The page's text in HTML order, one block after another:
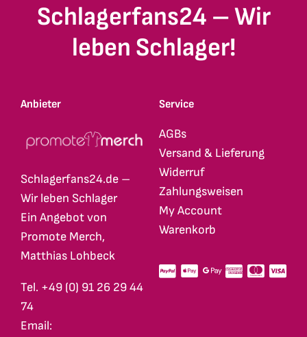
Schlagerfans24 – Wir
leben Schlager!
Anbieter
Schlagerfans24.de –
Wir leben Schlager
Ein Angebot von
Promote Merch,
Matthias Lohbeck
Tel. +49 (0) 91 26 29 44
74
Email:
Service
AGBs
Versand & Lieferung
Widerruf
Zahlungsweisen
My Account
Warenkorb